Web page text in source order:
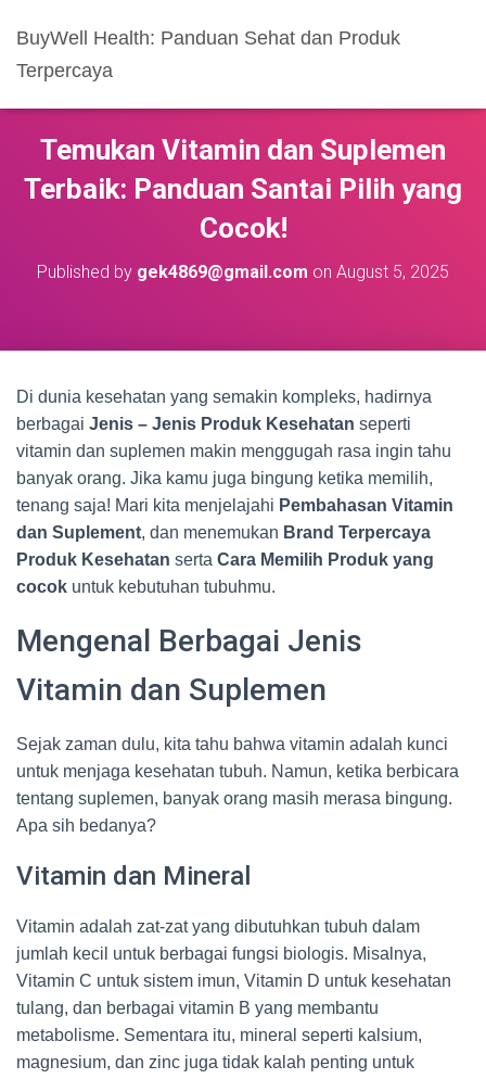
BuyWell Health: Panduan Sehat dan Produk
Terpercaya
Temukan Vitamin dan Suplemen
Terbaik: Panduan Santai Pilih yang
Cocok!
Published by gek4869@gmail.com on August 5, 2025
Di dunia kesehatan yang semakin kompleks, hadirnya
berbagai Jenis – Jenis Produk Kesehatan seperti
vitamin dan suplemen makin menggugah rasa ingin tahu
banyak orang. Jika kamu juga bingung ketika memilih,
tenang saja! Mari kita menjelajahi Pembahasan Vitamin
dan Suplement, dan menemukan Brand Terpercaya
Produk Kesehatan serta Cara Memilih Produk yang
cocok untuk kebutuhan tubuhmu.
Mengenal Berbagai Jenis
Vitamin dan Suplemen
Sejak zaman dulu, kita tahu bahwa vitamin adalah kunci
untuk menjaga kesehatan tubuh. Namun, ketika berbicara
tentang suplemen, banyak orang masih merasa bingung.
Apa sih bedanya?
Vitamin dan Mineral
Vitamin adalah zat-zat yang dibutuhkan tubuh dalam
jumlah kecil untuk berbagai fungsi biologis. Misalnya,
Vitamin C untuk sistem imun, Vitamin D untuk kesehatan
tulang, dan berbagai vitamin B yang membantu
metabolisme. Sementara itu, mineral seperti kalsium,
magnesium, dan zinc juga tidak kalah penting untuk